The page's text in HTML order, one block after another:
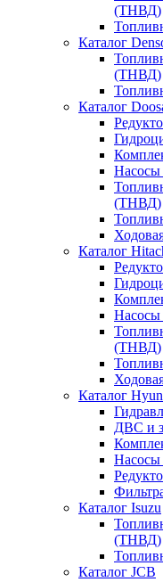
(ТНВД)
Каталог
(ТНВД)
Каталог
Насосы
(ТНВД)
Каталог
Насосы
(ТНВД)
Каталог
ДВС и
Насосы
Каталог Isuzu
(ТНВД)
Каталог JCB